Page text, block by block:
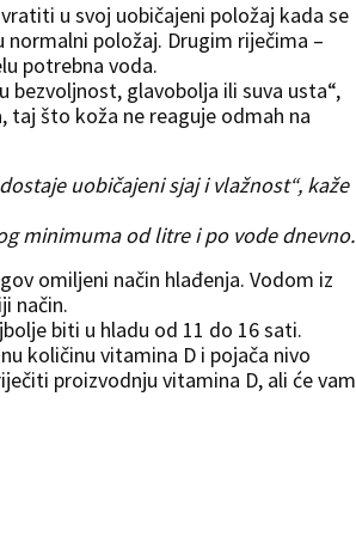
u svoj uobičajeni položaj kada se
položaj. Drugim riječima –
potrebna voda.
glavobolja ili suva usta“,
taj što koža ne reaguje odmah na
uobičajeni sjaj i vlažnost“, kaže
minimuma od litre i po vode dnevno.
omiljeni način hlađenja. Vodom iz
način.
biti u hladu od 11 do 16 sati.
količinu vitamina D i pojača nivo
proizvodnju vitamina D, ali će vam